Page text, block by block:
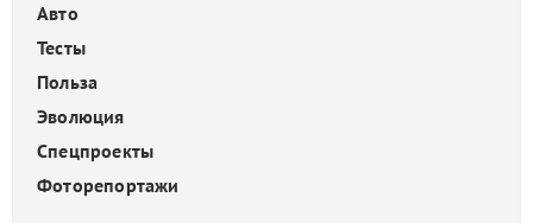
Авто
Тесты
Польза
Эволюция
Спецпроекты
Фоторепортажи